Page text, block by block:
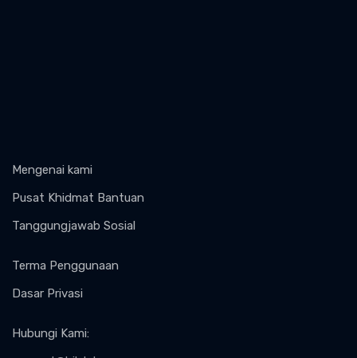
Mengenai kami
Pusat Khidmat Bantuan
Tanggungjawab Sosial
Terma Penggunaan
Dasar Privasi
Hubungi Kami: